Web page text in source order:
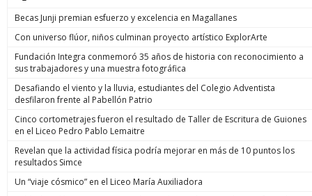
Becas Junji premian esfuerzo y excelencia en Magallanes
Con universo flúor, niños culminan proyecto artístico ExplorArte
Fundación Integra conmemoró 35 años de historia con reconocimiento a
sus trabajadores y una muestra fotográfica
Desafiando el viento y la lluvia, estudiantes del Colegio Adventista
desfilaron frente al Pabellón Patrio
Cinco cortometrajes fueron el resultado de Taller de Escritura de Guiones
en el Liceo Pedro Pablo Lemaitre
Revelan que la actividad física podría mejorar en más de 10 puntos los
resultados Simce
Un “viaje cósmico” en el Liceo María Auxiliadora